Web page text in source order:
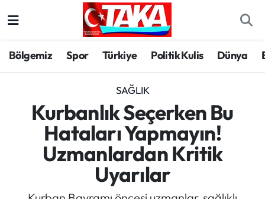
Bölgemiz Spor Türkiye Politik Kulis Dünya
SAĞLIK
Kurbanlık Seçerken Bu
Hataları Yapmayın!
Uzmanlardan Kritik
Uyarılar
Spor
Türkiye
Kültür/Sanat
Politika
Politik Kulis
Trabzon Hava Durumu
Trabzon Trafik Yoğunluk Haritası
Süper Lig Puan Durumu ve Fikstür
Tüm Manşetler
Son Dakika Haberleri